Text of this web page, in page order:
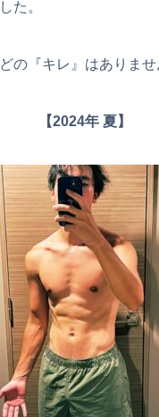
た。
の『キレ』はありませ
【2024年 夏】